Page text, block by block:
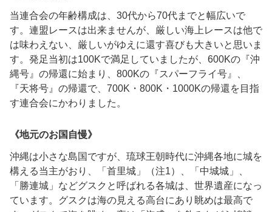
当連合会の年齢構成は、 30代から70代までと幅広いで
す。連盟レースは出来ませんが、厳しい海上レースは他で
は味わえない、厳しいがゆえに還す喜びも大きいと思いま
す。発足当初は100Kで満足していましたが、 600Kの『沖
縄号』の帰還に始まり、 800Kの『スパーフライ号』、
『天将号』の帰還で、 700K ・ 800K ・ 1000Kの帰還を目指
す連合会にかわりました。
《地元のお国自慢》
沖縄は小さな島国ですが、琉球王朝時代に沖縄各地に城を
構える当主がおり、「首里城」（注1）、「中城城」、
「勝連城」などグスクと呼ばれる各城は、世界遺産になっ
ています。グスクは海の見える高台にあり眺めは最高で